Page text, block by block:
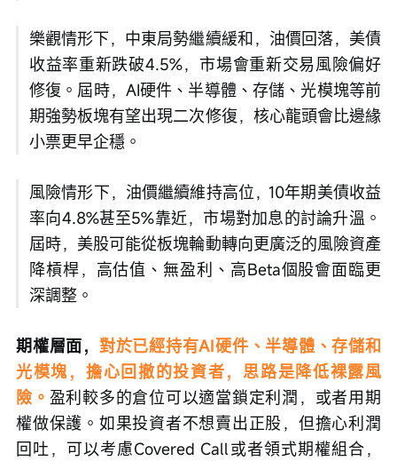
樂觀情形下，中東局勢繼續緩和，油價回落，美債
收益率重新跌破4.5%，市場會重新交易風險偏好
修復。屆時，AI硬件、半導體、存儲、光模塊等前
期強勢板塊有望出現二次修復，核心龍頭會比邊緣
小票更早企穩。
風險情形下，油價繼續維持高位，10年期美債收益
率向4.8%甚至5%靠近，市場對加息的討論升溫。
屆時，美股可能從板塊輪動轉向更廣泛的風險資產
降槓桿，高估值、無盈利、高Beta個股會面臨更
深調整。
期權層面， 對於已經持有AI硬件、半導體、存儲和
光模塊，擔心回撤的投資者，思路是降低裸露風
險。 盈利較多的倉位可以適當鎖定利潤，或者用期
權做保護。如果投資者不想賣出正股，但擔心利潤
回吐，可以考慮Covered Call或者領式期權組合，